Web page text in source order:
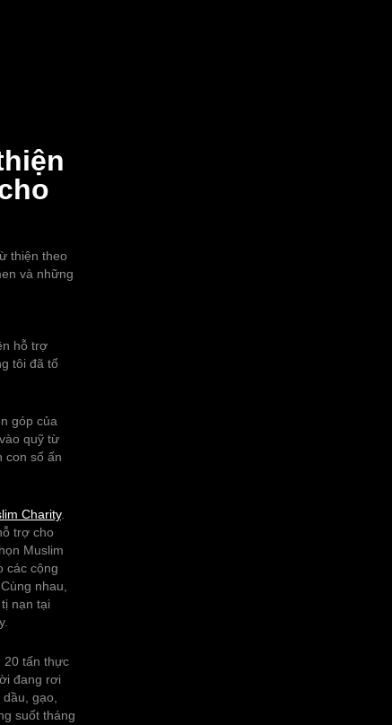
thiện theo
và những
hỗ trợ
tôi đã tổ
góp của
quỹ từ
con số ấn
Charity.
trợ cho
Muslim
các cộng
nhau,
nạn tại
20 tấn thực
đang rơi
gạo,
suốt tháng